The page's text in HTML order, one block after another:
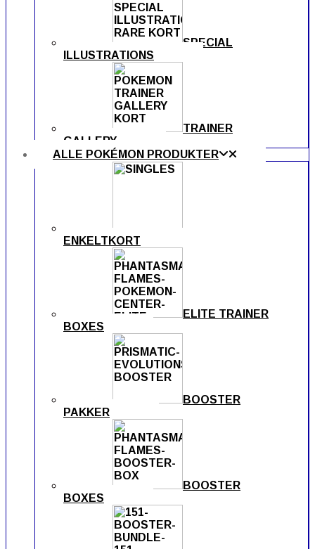
SPECIAL
ILLUSTRATIONS
TRAINER
GALLERY
ALLE POKÉMON PRODUKTER
ENKELTKORT
ELITE TRAINER
BOXES
BOOSTER
PAKKER
BOOSTER
BOXES